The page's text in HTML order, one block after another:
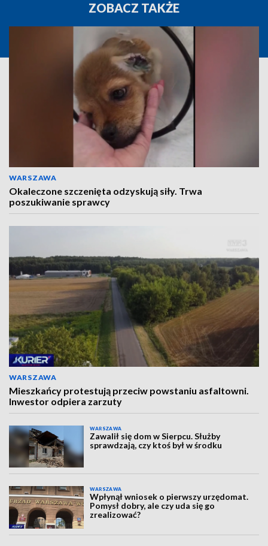
ZOBACZ TAKŻE
WARSZAWA
Okaleczone szczenięta odzyskują siły. Trwa
poszukiwanie sprawcy
WARSZAWA
Mieszkańcy protestują przeciw powstaniu asfaltowni.
Inwestor odpiera zarzuty
WARSZAWA
Zawalił się dom w Sierpcu. Służby
sprawdzają, czy ktoś był w środku
WARSZAWA
Wpłynął wniosek o pierwszy urzędomat.
Pomysł dobry, ale czy uda się go
zrealizować?